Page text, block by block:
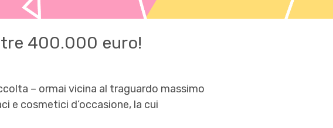
400.000 euro!
– ormai vicina al traguardo massimo
e cosmetici d’occasione, la cui